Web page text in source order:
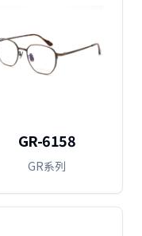
GR-6158
GR系列